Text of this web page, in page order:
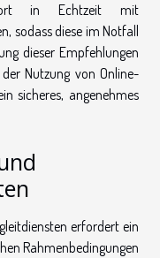
in Echtzeit mit
sodass diese im Notfall
dieser Empfehlungen
Nutzung von Online-
sicheres, angenehmes
erfordert ein
Rahmenbedingungen